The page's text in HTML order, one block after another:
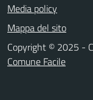
Media policy
Mappa del sito
Copyright © 2025 -
Comune Facile